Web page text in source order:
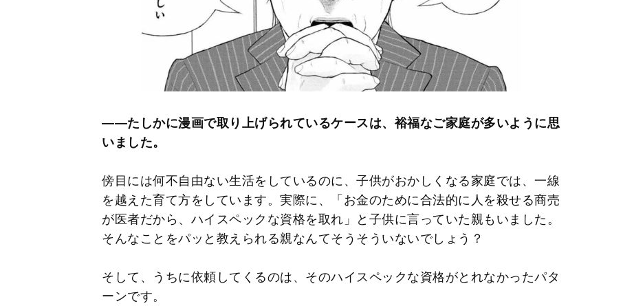
――たしかに漫画で取り上げられているケースは、裕福なご家庭が多いように思
いました。
傍目には何不自由ない生活をしているのに、子供がおかしくなる家庭では、一線
を越えた育て方をしています。実際に、「お金のために合法的に人を殺せる商売
が医者だから、ハイスペックな資格を取れ」と子供に言っていた親もいました。
そんなことをパッと教えられる親なんてそうそういないでしょう？
そして、うちに依頼してくるのは、そのハイスペックな資格がとれなかったパタ
ーンです。